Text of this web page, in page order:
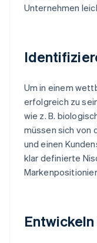
Unternehmen
Um in einem
erfolgreich zu
wie z. B.
müssen sich von
und einen
klar definierte